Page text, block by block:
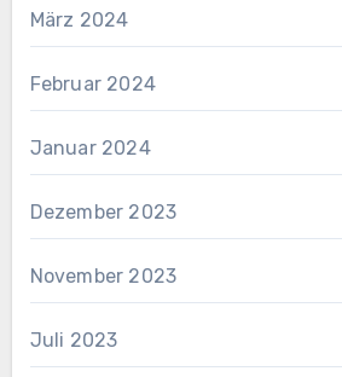
März 2024
Februar 2024
Januar 2024
Dezember 2023
November 2023
Juli 2023